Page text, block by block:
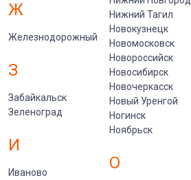
Ж
Железнодорожный
З
Забайкальск
Зеленоград
И
Иваново
Нижний Тагил
Новокузнецк
Новомосковск
Новороссийск
Новосибирск
Новочеркасск
Новый Уренгой
Ногинск
Ноябрьск
О